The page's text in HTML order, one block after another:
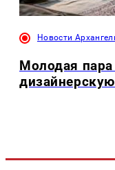
Новости
Молодая